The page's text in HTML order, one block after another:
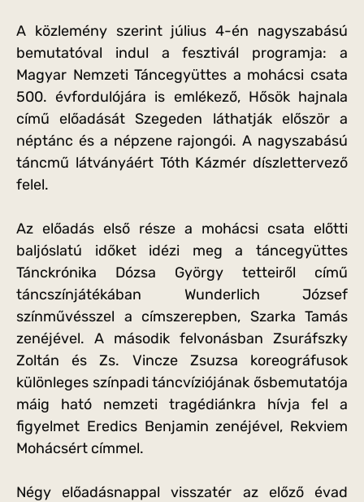
A közlemény szerint július 4-én nagyszabású
bemutatóval indul a fesztivál programja: a
Magyar Nemzeti Táncegyüttes a mohácsi csata
500. évfordulójára is emlékező, Hősök hajnala
című előadását Szegeden láthatják először a
néptánc és a népzene rajongói. A nagyszabású
táncmű látványáért Tóth Kázmér díszlettervező
felel.
Az előadás első része a mohácsi csata előtti
baljóslatú időket idézi meg a táncegyüttes
Tánckrónika Dózsa György tetteiről című
táncszínjátékában Wunderlich József
színművésszel a címszerepben, Szarka Tamás
zenéjével. A második felvonásban Zsuráfszky
Zoltán és Zs. Vincze Zsuzsa koreográfusok
különleges színpadi táncvíziójának ősbemutatója
máig ható nemzeti tragédiánkra hívja fel a
figyelmet Eredics Benjamin zenéjével, Rekviem
Mohácsért címmel.
Négy előadásnappal visszatér az előző évad